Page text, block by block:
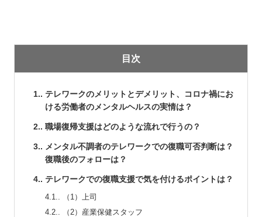
目次
1.
テレワークのメリットとデメリット、コロナ禍にお
ける労働者のメンタルヘルスの実情は？
2. 職場復帰支援はどのような流れで行うの？
3.
メンタル不調者のテレワークでの復職可否判断は？
復職後のフォローは？
4. テレワークでの復職支援で気を付けるポイントは？
4.1.
（1）上司
4.2.
（2）産業保健スタッフ